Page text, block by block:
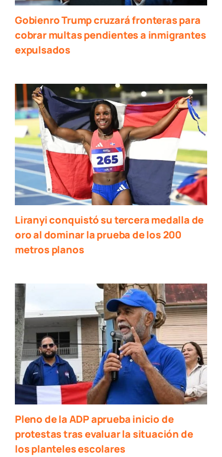
Gobienro Trump cruzará fronteras para
cobrar multas pendientes a inmigrantes
expulsados
Liranyi conquistó su tercera medalla de
oro al dominar la prueba de los 200
metros planos
Pleno de la ADP aprueba inicio de
protestas tras evaluar la situación de
los planteles escolares